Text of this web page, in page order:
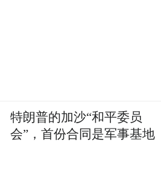
特朗普的加沙“和平委员
会”，首份合同是军事基地